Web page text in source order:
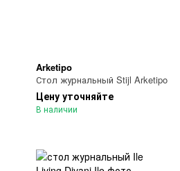
Arketipo
Стол журнальный Stijl Arketipo
Цену уточняйте
В наличии